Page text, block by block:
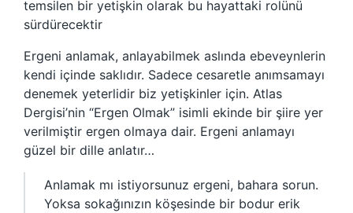
temsilen bir yetişkin olarak bu hayattaki rolünü
sürdürecektir
Ergeni anlamak, anlayabilmek aslında ebeveynlerin
kendi içinde saklıdır. Sadece cesaretle anımsamayı
denemek yeterlidir biz yetişkinler için. Atlas
Dergisi’nin “Ergen Olmak” isimli ekinde bir şiire yer
verilmiştir ergen olmaya dair. Ergeni anlamayı
güzel bir dille anlatır…
Anlamak mı istiyorsunuz ergeni, bahara sorun.
Yoksa sokağınızın köşesinde bir bodur erik